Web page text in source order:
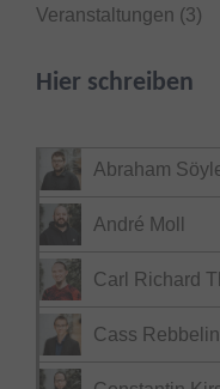
Veranstaltungen (3)
Hier schreiben
Abraham
André Moll
Carl Richard
Cass Rebbelin